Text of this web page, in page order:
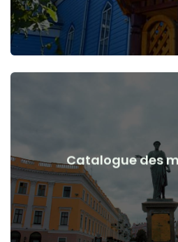
Catalogue des
Monuments, œuvres d'art avant
guerre
Voir les